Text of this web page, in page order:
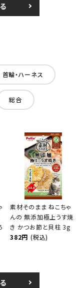
首輪・ハーネス
総合
素材そのまま ねこちゃ
んの 無添加極上うす焼
き かつお節と貝柱 3g
382円 (税込)